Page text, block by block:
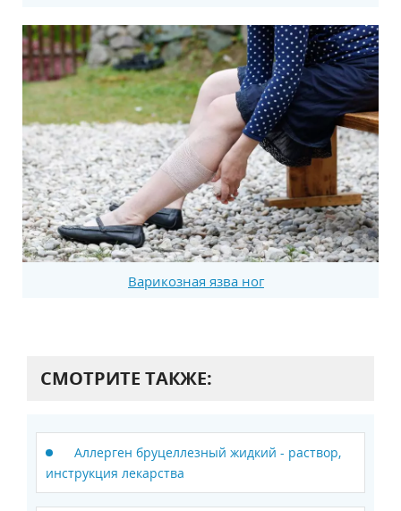
Варикозная язва ног
СМОТРИТЕ ТАКЖЕ:
Аллерген бруцеллезный жидкий - раствор,
инструкция лекарства